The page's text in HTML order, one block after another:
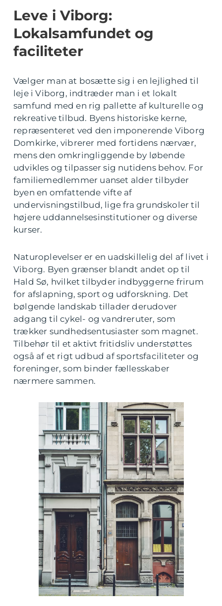
Leve i Viborg:
Lokalsamfundet og
faciliteter
Vælger man at bosætte sig i en lejlighed til
leje i Viborg, indtræder man i et lokalt
samfund med en rig pallette af kulturelle og
rekreative tilbud. Byens historiske kerne,
repræsenteret ved den imponerende Viborg
Domkirke, vibrerer med fortidens nærvær,
mens den omkringliggende by løbende
udvikles og tilpasser sig nutidens behov. For
familiemedlemmer uanset alder tilbyder
byen en omfattende vifte af
undervisningstilbud, lige fra grundskoler til
højere uddannelsesinstitutioner og diverse
kurser.
Naturoplevelser er en uadskillelig del af livet i
Viborg. Byen grænser blandt andet op til
Hald Sø, hvilket tilbyder indbyggerne frirum
for afslapning, sport og udforskning. Det
bølgende landskab tillader derudover
adgang til cykel- og vandreruter, som
trækker sundhedsentusiaster som magnet.
Tilbehør til et aktivt fritidsliv understøttes
også af et rigt udbud af sportsfaciliteter og
foreninger, som binder fællesskaber
nærmere sammen.